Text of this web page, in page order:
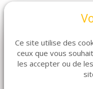
Ce site utilise des
ceux que vous
les accepter ou de